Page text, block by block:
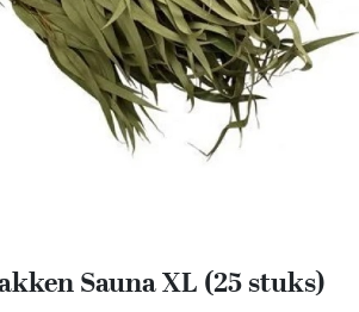
Sauna XL (25 stuks)